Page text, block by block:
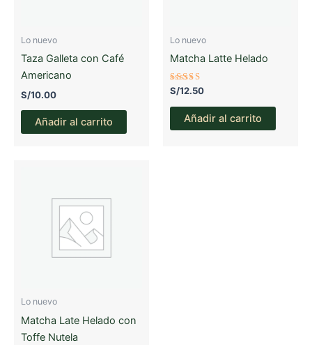
Lo nuevo
Taza Galleta con Café
Americano
S/10.00
Añadir al carrito
Lo nuevo
Matcha Latte Helado
Valorado
con
3.10
de 5
S/12.50
Añadir al carrito
Lo nuevo
Matcha Late Helado con
Toffe Nutela